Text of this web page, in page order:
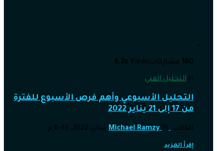
180 مشاركات 6.2k Views
in التحليل الفني
التحليل الأسبوعي وأهم فرص الأسبوع للفترة
من 17 إلى 21 يناير 2022
الكاتب Michael Ramzy 16 يناير، 2022, 6:45 م
إقرأ المزيد